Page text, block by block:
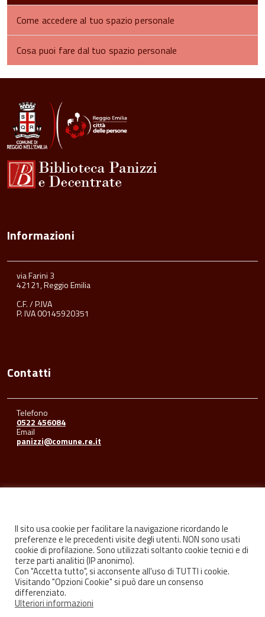
Come accedere al tuo spazio personale
Cosa puoi fare dal tuo spazio personale
all'inizio
contenuto
Informazioni
via Farini 3
42121, Reggio Emilia
C.F. / P.IVA
P. IVA 00145920351
Contatti
Telefono
0522 456084
Email
panizzi@comune.re.it
FacebookYoutubeInstagram
Il sito usa cookie per facilitare la navigazione ricordando le
preferenze e le precedenti visite degli utenti. NON sono usati
cookie di profilazione. Sono utilizzati soltanto cookie tecnici e di
terze parti analitici (IP anonimo).
Con "Accetta tutto", si acconsente all'uso di TUTTI i cookie.
Visitando "Opzioni Cookie" si può dare un consenso
differenziato.
Ulteriori informazioni